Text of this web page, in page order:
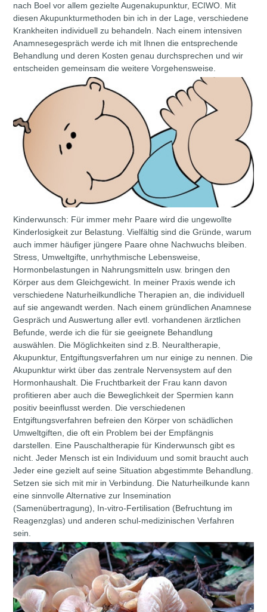
nach Boel vor allem gezielte Augenakupunktur, ECIWO. Mit
diesen Akupunkturmethoden bin ich in der Lage, verschiedene
Krankheiten individuell zu behandeln. Nach einem intensiven
Anamnesegespräch werde ich mit Ihnen die entsprechende
Behandlung und deren Kosten genau durchsprechen und wir
entscheiden gemeinsam die weitere Vorgehensweise.
Kinderwunsch: Für immer mehr Paare wird die ungewollte
Kinderlosigkeit zur Belastung. Vielfältig sind die Gründe, warum
auch immer häufiger jüngere Paare ohne Nachwuchs bleiben.
Stress, Umweltgifte, unrhythmische Lebensweise,
Hormonbelastungen in Nahrungsmitteln usw. bringen den
Körper aus dem Gleichgewicht. In meiner Praxis wende ich
verschiedene Naturheilkundliche Therapien an, die individuell
auf sie angewandt werden. Nach einem gründlichen Anamnese
Gespräch und Auswertung aller evtl. vorhandenen ärztlichen
Befunde, werde ich die für sie geeignete Behandlung
auswählen. Die Möglichkeiten sind z.B. Neuraltherapie,
Akupunktur, Entgiftungsverfahren um nur einige zu nennen. Die
Akupunktur wirkt über das zentrale Nervensystem auf den
Hormonhaushalt. Die Fruchtbarkeit der Frau kann davon
profitieren aber auch die Beweglichkeit der Spermien kann
positiv beeinflusst werden. Die verschiedenen
Entgiftungsverfahren befreien den Körper von schädlichen
Umweltgiften, die oft ein Problem bei der Empfängnis
darstellen. Eine Pauschaltherapie für Kinderwunsch gibt es
nicht. Jeder Mensch ist ein Individuum und somit braucht auch
Jeder eine gezielt auf seine Situation abgestimmte Behandlung.
Setzen sie sich mit mir in Verbindung. Die Naturheilkunde kann
eine sinnvolle Alternative zur Insemination
(Samenübertragung), In-vitro-Fertilisation (Befruchtung im
Reagenzglas) und anderen schul-medizinischen Verfahren
sein.